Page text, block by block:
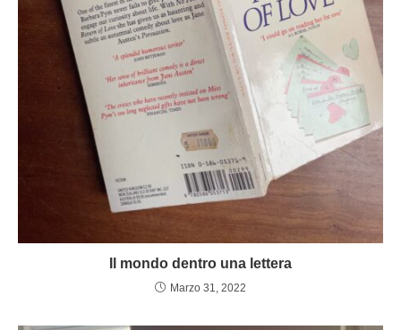
Il mondo dentro una lettera
Marzo 31, 2022